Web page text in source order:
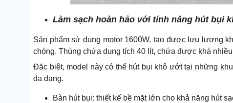
Làm sạch hoàn hảo với tính năng hút bụi
Sản phẩm sử dụng motor 1600W, tạo được lưu lượng
chóng. Thùng chứa dung tích 40 lít, chứa được khá
Đặc biệt, model này có thể hút bụi khô ướt tại những
đa dạng.
Bàn hút bụi: thiết kế bề mặt lớn cho khả năng hút